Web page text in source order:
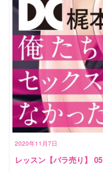
2020年11月7日
レッスン【バラ売り】 05